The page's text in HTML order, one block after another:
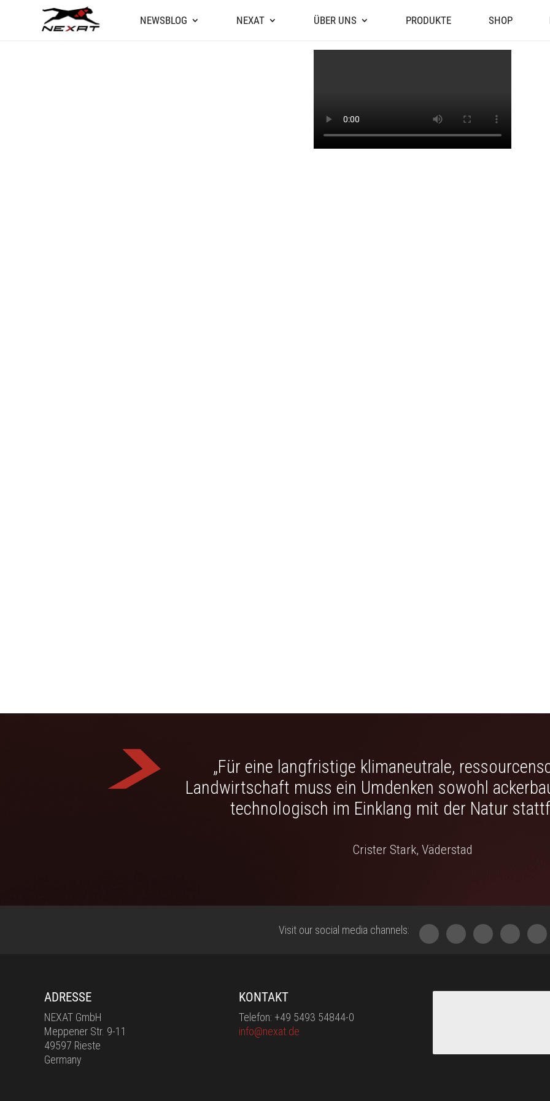
NEWSBLOG NEXAT ÜBER UNS PRODUKTE SHOP
„Für eine langfristige klimaneutrale,
Landwirtschaft muss ein Umdenken sowohl
technologisch im Einklang mit der Natur
Crister Stark, Väderstad
Visit our social media channels:
ADRESSE
NEXAT GmbH
Meppener Str. 9-11
49597 Rieste
Germany
KONTAKT
Telefon: +49 5493 54844-0
info@nexat.de